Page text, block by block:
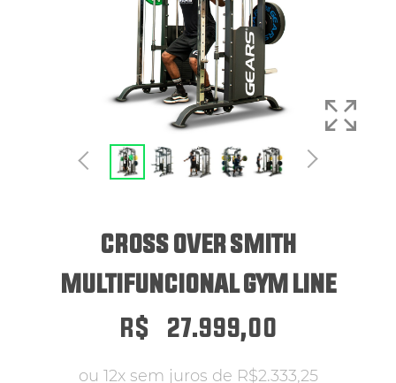
CROSS TRAINING
ERGÔMETROS
CROSS OVER SMITH
MULTIFUNCIONAL GYM LINE
R$ 27.999,00
ou 12x sem juros de R$2.333,25